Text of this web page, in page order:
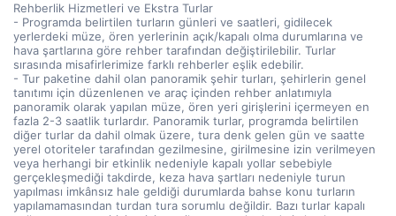
Rehberlik Hizmetleri ve Ekstra Turlar
- Programda belirtilen turların günleri ve saatleri, gidilecek
yerlerdeki müze, ören yerlerinin açık/kapalı olma durumlarına ve
hava şartlarına göre rehber tarafından değiştirilebilir. Turlar
sırasında misafirlerimize farklı rehberler eşlik edebilir.
- Tur paketine dahil olan panoramik şehir turları, şehirlerin genel
tanıtımı için düzenlenen ve araç içinden rehber anlatımıyla
panoramik olarak yapılan müze, ören yeri girişlerini içermeyen en
fazla 2-3 saatlik turlardır. Panoramik turlar, programda belirtilen
diğer turlar da dahil olmak üzere, tura denk gelen gün ve saatte
yerel otoriteler tarafından gezilmesine, girilmesine izin verilmeyen
veya herhangi bir etkinlik nedeniyle kapalı yollar sebebiyle
gerçekleşmediği takdirde, keza hava şartları nedeniyle turun
yapılması imkânsız hale geldiği durumlarda bahse konu turların
yapılamamasından turdan tura sorumlu değildir. Bazı turlar kapalı